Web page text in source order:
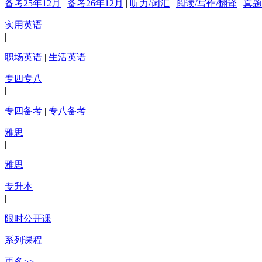
备考25年12月 | 备考26年12月 | 听力/词汇 | 阅读/写作/翻译 | 真
实用英语
|
职场英语 | 生活英语
专四专八
|
专四备考 | 专八备考
雅思
|
雅思
专升本
|
限时公开课
系列课程